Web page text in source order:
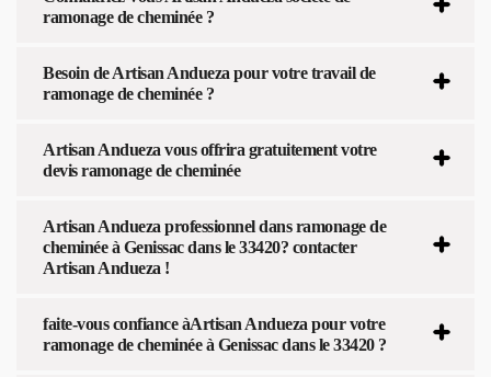
ramonage de cheminée ?
Besoin de Artisan Andueza pour votre travail de
ramonage de cheminée ?
Artisan Andueza vous offrira gratuitement votre
devis ramonage de cheminée
Artisan Andueza professionnel dans ramonage de
cheminée à Genissac dans le 33420? contacter
Artisan Andueza !
faite-vous confiance àArtisan Andueza pour votre
ramonage de cheminée à Genissac dans le 33420 ?